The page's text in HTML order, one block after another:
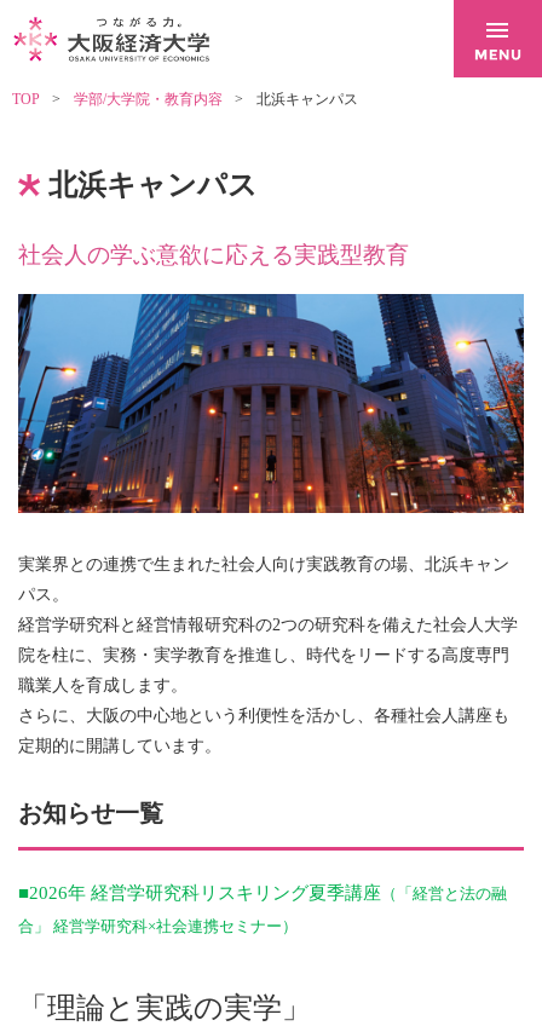
TOP 学部/大学院・教育内容 北浜キャンパス
北浜キャンパス
社会人の学ぶ意欲に応える実践型教育
実業界との連携で生まれた社会人向け実践教育の場、北浜キャン
パス。
経営学研究科と経営情報研究科の2つの研究科を備えた社会人大学
院を柱に、実務・実学教育を推進し、時代をリードする高度専門
職業人を育成します。
さらに、大阪の中心地という利便性を活かし、各種社会人講座も
定期的に開講しています。
お知らせ一覧
■2026年 経営学研究科リスキリング夏季講座 （ 「経営と法の融
合」 経営学研究科×社会連携セミナー ）
「理論と実践の実学」